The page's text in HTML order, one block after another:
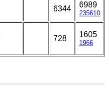
6344 6989
235610
728 1605
1966